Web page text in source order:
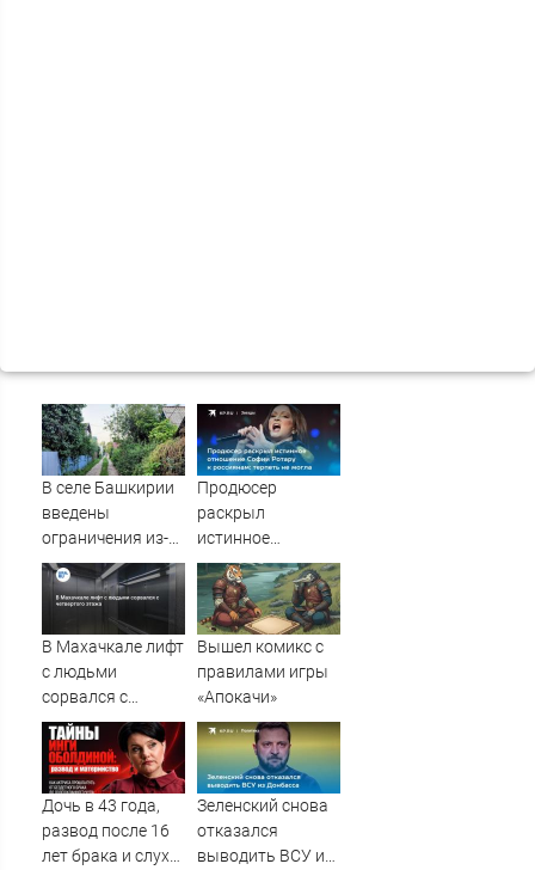
В селе Башкирии
введены
ограничения из-
за бешенства
животных
Продюсер
раскрыл
истинное
отношение Софии
Ротару к
россиянам:
терпеть не могла
В Махачкале лифт
с людьми
сорвался с
четвертого этажа
Вышел комикс с
правилами игры
«Апокачи»
Дочь в 43 года,
развод после 16
лет брака и слухи
Зеленский снова
отказался
выводить ВСУ из